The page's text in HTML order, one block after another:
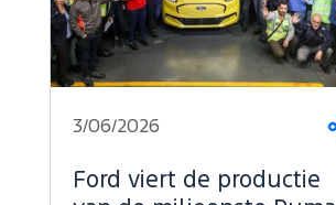
3/06/2026
Ford viert de productie